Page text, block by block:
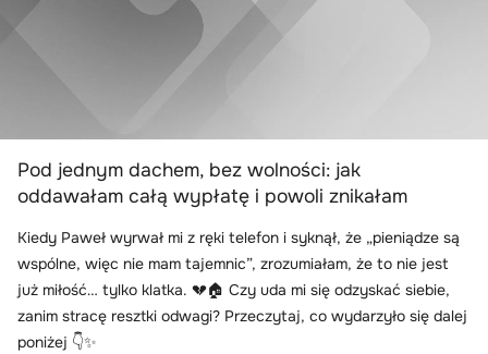
Pod jednym dachem, bez wolności: jak
oddawałam całą wypłatę i powoli znikałam
Kiedy Paweł wyrwał mi z ręki telefon i syknął, że „pieniądze są
wspólne, więc nie mam tajemnic”, zrozumiałam, że to nie jest
już miłość… tylko klatka. 💔🏠 Czy uda mi się odzyskać siebie,
zanim stracę resztki odwagi? Przeczytaj, co wydarzyło się dalej
poniżej 👇✨